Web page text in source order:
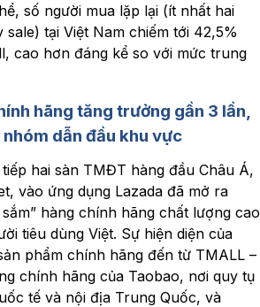
số người mua lặp lại (ít nhất hai
tại Việt Nam chiếm tới 42,5%
cao hơn đáng kể so với mức trung
hãng tăng trưởng gần 3 lần,
dẫn đầu khu vực
hai sàn TMĐT hàng đầu Châu Á,
vào ứng dụng Lazada đã mở ra
hàng chính hãng chất lượng cao
tiêu dùng Việt. Sự hiện diện của
phẩm chính hãng đến từ TMALL –
chính hãng của Taobao, nơi quy tụ
tế và nội địa Trung Quốc, và